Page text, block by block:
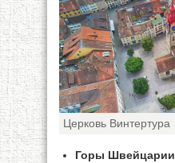
Церковь Винтертура
Горы Швейцарии